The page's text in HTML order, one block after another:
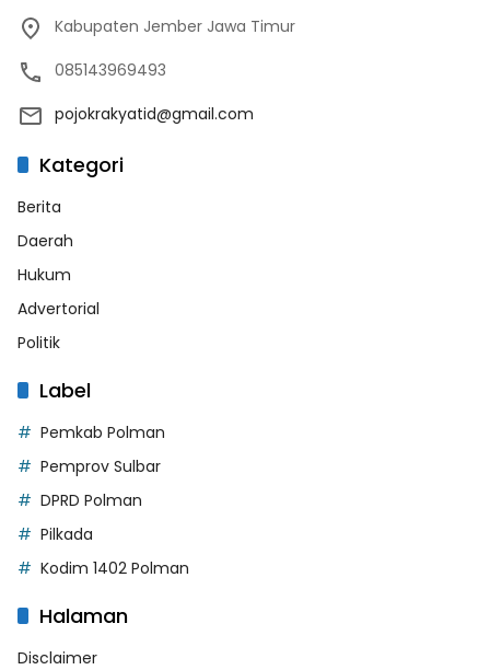
Kabupaten Jember Jawa Timur
085143969493
pojokrakyatid@gmail.com
Kategori
Berita
Daerah
Hukum
Advertorial
Politik
Label
Pemkab Polman
Pemprov Sulbar
DPRD Polman
Pilkada
Kodim 1402 Polman
Halaman
Disclaimer